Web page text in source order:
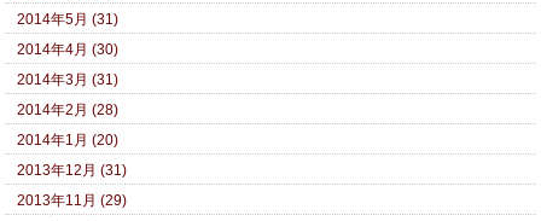
2014年5月 (31)
2014年4月 (30)
2014年3月 (31)
2014年2月 (28)
2014年1月 (20)
2013年12月 (31)
2013年11月 (29)